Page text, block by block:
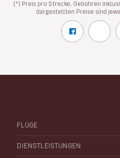
(*) Preis pro Strecke, Gebühren
dargestellten Preise sind
FLÜGE
DIENSTLEISTUNGEN